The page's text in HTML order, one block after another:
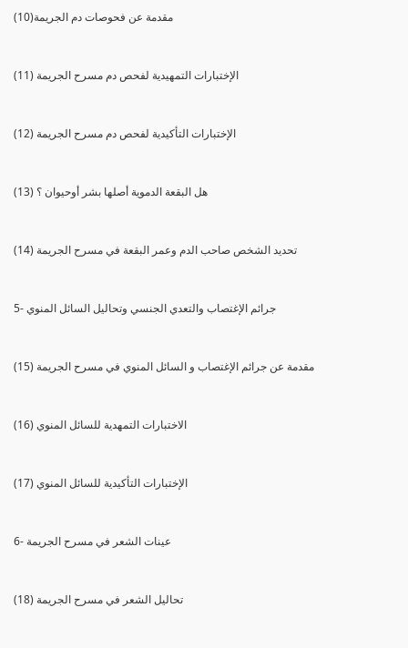
(10)مقدمة عن فحوصات دم الجريمة
(11) الإختبارات التمهيدية لفحص دم مسرح الجريمة
(12) الإختبارات التأكيدية لفحص دم مسرح الجريمة
(13) هل البقعة الدموية أصلها بشر أوحيوان ؟
(14) تحديد الشخص صاحب الدم وعمر البقعة في مسرح الجريمة
5- جرائم الإغتصاب والتعدي الجنسي وتحاليل السائل المنوي
(15) مقدمة عن جرائم الإغتصاب و السائل المنوي في مسرح الجريمة
(16) الاختبارات التمهدية للسائل المنوي
(17) الإختبارات التأكيدية للسائل المنوي
6- عينات الشعر في مسرح الجريمة
(18) تحاليل الشعر في مسرح الجريمة